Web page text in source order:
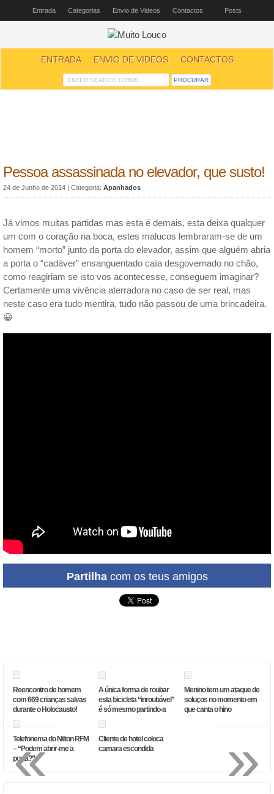
Entrada Categorias Envio de Videos Contactos Posts
ENTRADA ENVIO DE VIDEOS CONTACTOS
Pessoa assassinada no elevador, que susto!
24 de Junho de 2014 | Categoria: Apanhados
Já vimos muitas partidas mas esta é demais, esta deixa qualquer
um com o coração na boca, estes malucos lembraram-se de um
homem “morto” junto da porta do elevador, assim que alguém abria
a porta o “cadáver” ensanguentado caía desgovernado no chão,
como reagiriam se isto vos acontecesse, conseguem imaginar?
Certamente uma vivência aterradora no caso de ser real, mas
neste caso era tudo mentira, tudo não passou de uma brincadeira.
😀
Partilhacom os teus amigos
Reencontro de homem
com 669 crianças salvas
durante o Holocausto!
A única forma de roubar
esta bicicleta “inroubável”
é só mesmo partindo-a
Menino tem um ataque de
soluços no momento em
que canta o hino
Telefonema do Nilton RFM
– “Podem abrir-me a
porta?”
Cliente de hotel coloca
camara escondida
»
«